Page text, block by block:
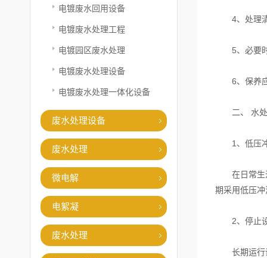
电镀废水回用设备
电镀废水处理工程
电镀园区废水处理
电镀废水处理设备
电镀废水处理一体化设备
废水处理设备
废水处理
微电解
电絮凝
废水处理
4、处理清
5、必要时
6、保养应
二、 水处
1、低压冲
在日常生活
期采用低压
2、停止设
长期运行设